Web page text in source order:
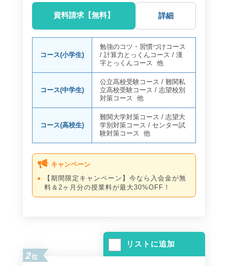
資料請求【無料】 詳細
コース(小学生)
勉強のコツ・習慣づけコース
/計算力とっくんコース /漢
字とっくんコース 他
コース(中学生)
公立高校受験コース /難関私
立高校受験コース /志望校別
対策コース 他
コース(高校生)
難関大学対策コース /志望大
学別対策コース /センター試
験対策コース 他
キャンペーン
【期間限定キャンペーン】今なら入会金が無
料＆2ヶ月分の授業料が最大30%OFF！
リストに追加
2位